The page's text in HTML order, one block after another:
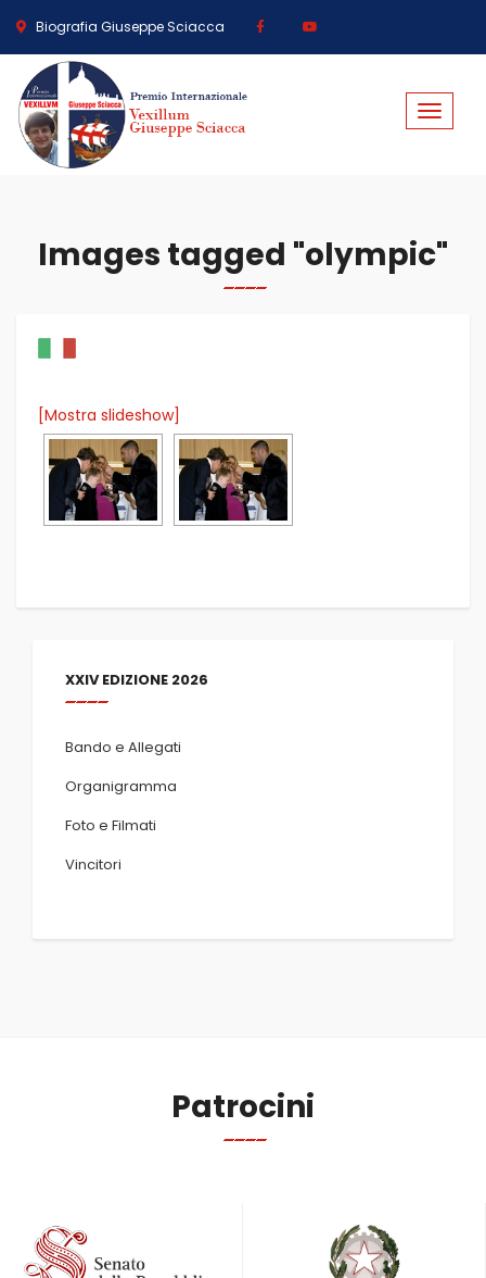
Biografia Giuseppe Sciacca
Toggle
Images tagged "olympic"
[Mostra slideshow]
XXIV EDIZIONE 2026
Bando e Allegati
Organigramma
Foto e Filmati
Vincitori
Patrocini